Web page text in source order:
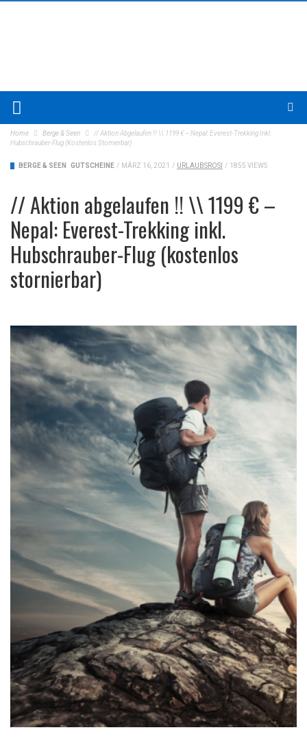
Home Berge & Seen
// Aktion Abgelaufen !! \\ 1199 € – Nepal: Everest-Trekking Inkl.
Hubschrauber-Flug (kostenlos Stornierbar)
BERGE & SEEN GUTSCHEINE / MÄRZ 16, 2021 / URLAUBSROSI / 1855 VIEWS
// Aktion abgelaufen !! \\ 1199 € –
Nepal: Everest-Trekking inkl.
Hubschrauber-Flug (kostenlos
stornierbar)